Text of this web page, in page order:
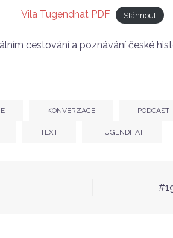
Vila Tugendhat PDF Stáhnout
cestování a poznávání české
KONVERZACE PODCAST
TEXT TUGENDHAT